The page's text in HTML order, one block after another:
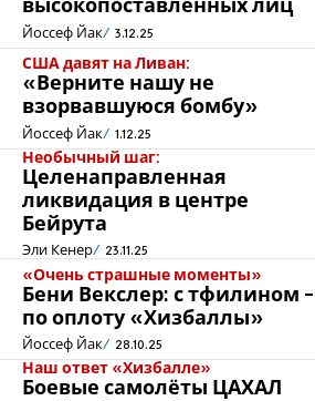
высокопоставленных лиц
Йоссеф Йак 3.12.25
США давят на Ливан:
«Верните нашу не
взорвавшуюся бомбу»
Йоссеф Йак 1.12.25
Необычный шаг:
Целенаправленная
ликвидация в центре
Бейрута
Эли Кенер 23.11.25
«Очень страшные моменты»
Бени Векслер: с тфилином -
по оплоту «Хизбаллы»
Йоссеф Йак 28.10.25
Наш ответ «Хизбалле»
Боевые самолёты ЦАХАЛ